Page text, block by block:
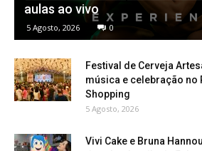
aulas ao vivo
5 Agosto, 2026 0
Festival de Cerveja
música e celebração no
Shopping
5 Agosto, 2026
Vivi Cake e Bruna